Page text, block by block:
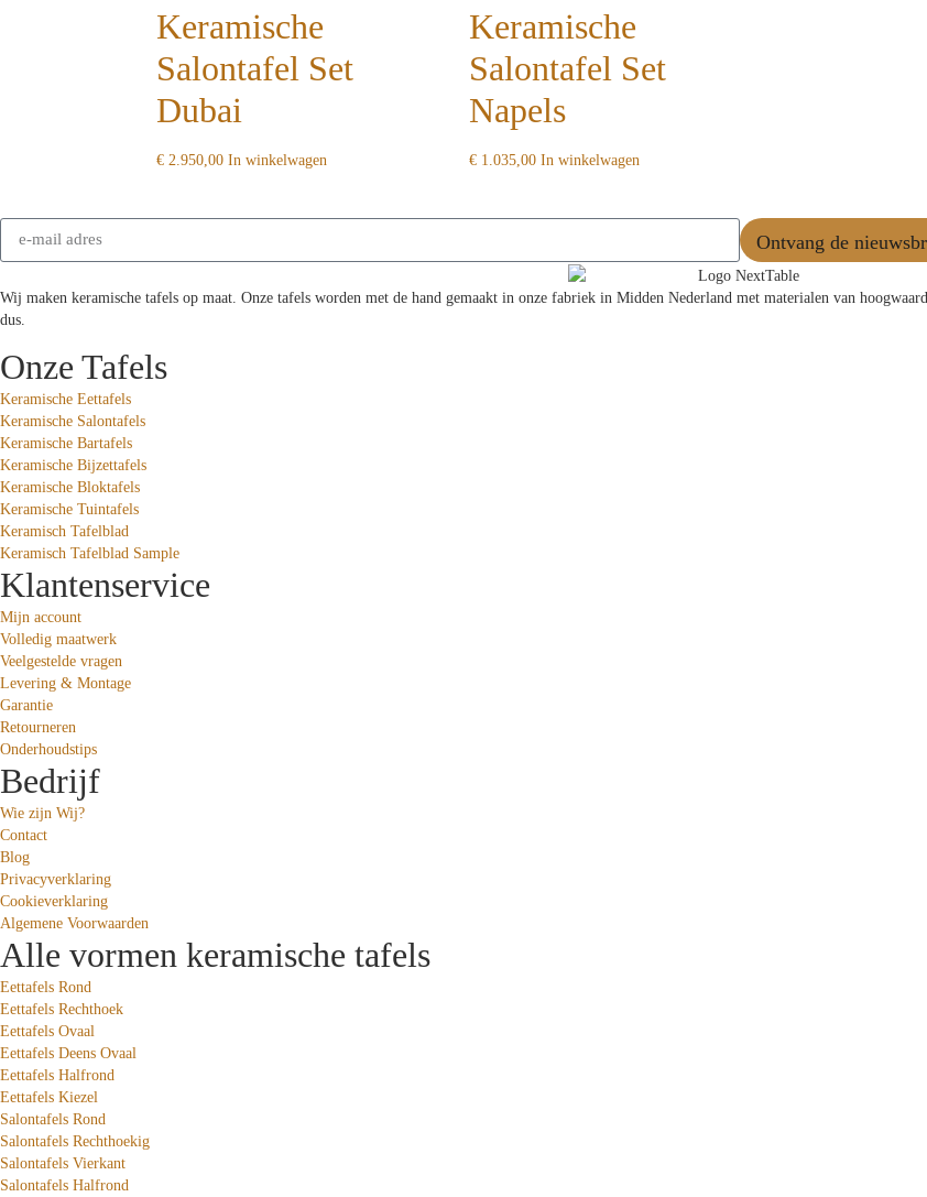
Keramische
Salontafel Set
Dubai
€ 2.950,00 In winkelwagen
Keramische
Salontafel Set
Napels
€ 1.035,00 In winkelwagen
Ontvang de
Wij maken keramische tafels op maat. Onze tafels worden met de hand gemaakt in onze fabriek in Midden Nederland met materialen van
dus.
Onze Tafels
Keramische Eettafels
Keramische Salontafels
Keramische Bartafels
Keramische Bijzettafels
Keramische Bloktafels
Keramische Tuintafels
Keramisch Tafelblad
Keramisch Tafelblad Sample
Klantenservice
Mijn account
Volledig maatwerk
Veelgestelde vragen
Levering & Montage
Garantie
Retourneren
Onderhoudstips
Bedrijf
Wie zijn Wij?
Contact
Blog
Privacyverklaring
Cookieverklaring
Algemene Voorwaarden
Alle vormen keramische tafels
Eettafels Rond
Eettafels Rechthoek
Eettafels Ovaal
Eettafels Deens Ovaal
Eettafels Halfrond
Eettafels Kiezel
Salontafels Rond
Salontafels Rechthoekig
Salontafels Vierkant
Salontafels Halfrond